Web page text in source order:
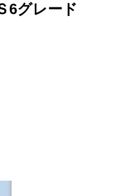
6グレード